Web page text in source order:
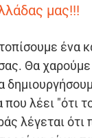
μας!!!
ένα
Θα
λέει "ότι
λέγεται ότι